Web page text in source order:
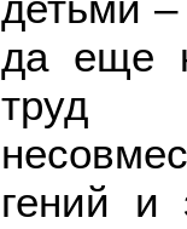
да еще
гений и